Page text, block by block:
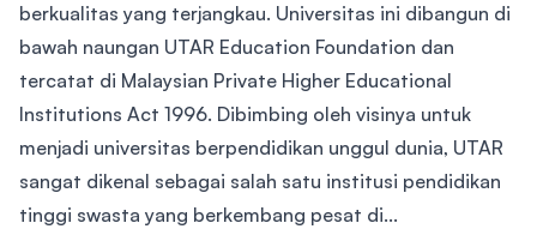
berkualitas yang terjangkau. Universitas ini dibangun di
bawah naungan UTAR Education Foundation dan
tercatat di Malaysian Private Higher Educational
Institutions Act 1996. Dibimbing oleh visinya untuk
menjadi universitas berpendidikan unggul dunia, UTAR
sangat dikenal sebagai salah satu institusi pendidikan
tinggi swasta yang berkembang pesat di...